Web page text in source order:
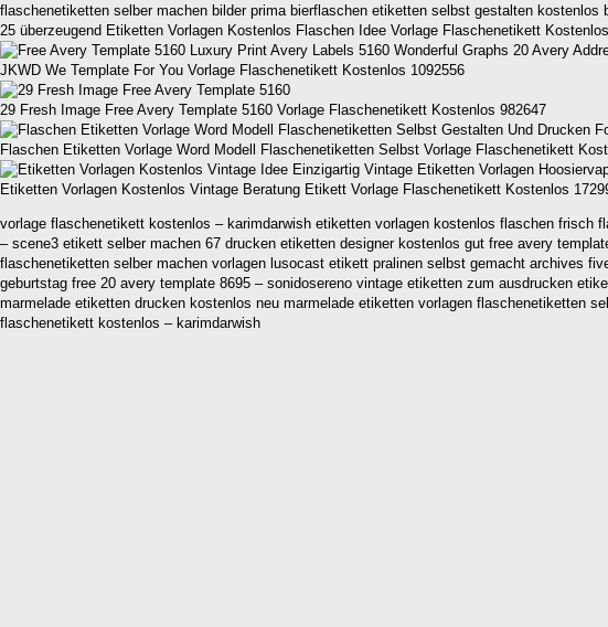
flaschenetiketten selber machen bilder prima bierflaschen etiketten selbst gestalten kostenlos
25 überzeugend Etiketten Vorlagen Kostenlos Flaschen Idee Vorlage Flaschenetikett
JKWD We Template For You Vorlage Flaschenetikett Kostenlos 1092556
29 Fresh Image Free Avery Template 5160 Vorlage Flaschenetikett Kostenlos 982647
Flaschen Etiketten Vorlage Word Modell Flaschenetiketten Selbst Vorlage Flaschenetikett
Etiketten Vorlagen Kostenlos Vintage Beratung Etikett Vorlage Flaschenetikett Kostenlos
vorlage flaschenetikett kostenlos – karimdarwish etiketten vorlagen kostenlos flaschen
– scene3 etikett selber machen 67 drucken etiketten designer kostenlos gut free avery
flaschenetiketten selber machen vorlagen lusocast etikett pralinen selbst gemacht archives
geburtstag free 20 avery template 8695 – sonidosereno vintage etiketten zum ausdrucken
marmelade etiketten drucken kostenlos neu marmelade etiketten vorlagen flaschenetiketten
flaschenetikett kostenlos – karimdarwish